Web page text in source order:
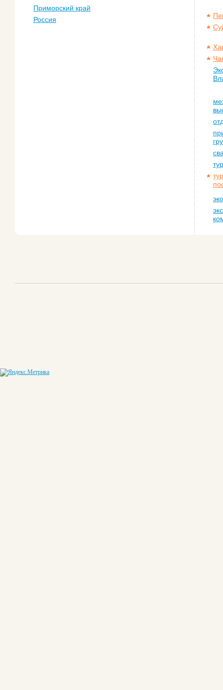
Приморский край
Россия